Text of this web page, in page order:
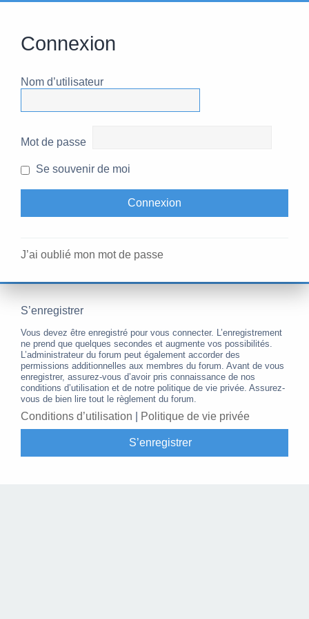
Connexion
Nom d’utilisateur
Mot de passe
Se souvenir de moi
J’ai oublié mon mot de passe
S’enregistrer
Vous devez être enregistré pour vous connecter. L’enregistrement
ne prend que quelques secondes et augmente vos possibilités.
L’administrateur du forum peut également accorder des
permissions additionnelles aux membres du forum. Avant de vous
enregistrer, assurez-vous d’avoir pris connaissance de nos
conditions d’utilisation et de notre politique de vie privée. Assurez-
vous de bien lire tout le règlement du forum.
Conditions d’utilisation Politique de vie privée
S’enregistrer